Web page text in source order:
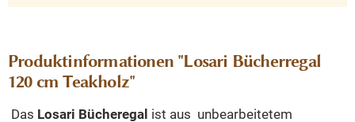
Produktinformationen "Losari Bücherregal
120 cm Teakholz"
Das Losari Bücheregal ist aus unbearbeitetem